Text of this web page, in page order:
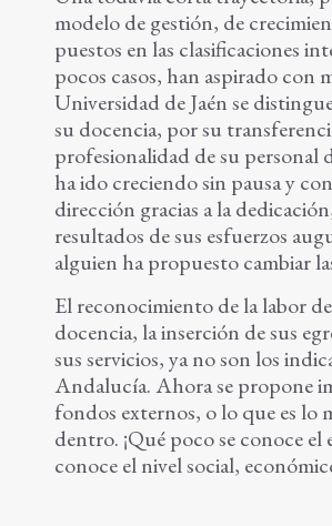
modelo de gestión, de
puestos en las clasificaciones
pocos casos, han aspirado con
Universidad de Jaén se
su docencia, por su
profesionalidad de su personal
ha ido creciendo sin pausa y
dirección gracias a la
resultados de sus esfuerzos
alguien ha propuesto cambiar
El reconocimiento de la labor
docencia, la inserción de sus
sus servicios, ya no son los
Andalucía. Ahora se propone
fondos externos, o lo que es lo
dentro. ¡Qué poco se conoce
conoce el nivel social,